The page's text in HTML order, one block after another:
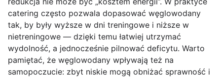
catering często pozwala dopasować węglowodany
tak, by były wyższe w dni treningowe i niższe w
nietreningowe — dzięki temu łatwiej utrzymać
wydolność, a jednocześnie pilnować deficytu. Warto
pamiętać, że węglowodany wpływają też na
samopoczucie: zbyt niskie mogą obniżać sprawność i